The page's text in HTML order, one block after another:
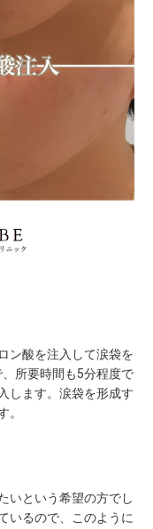
ン酸を注入して涙袋を
所要時間も5分程度で
します。涙袋を形成す
。
いという希望の方でし
いるので、このように